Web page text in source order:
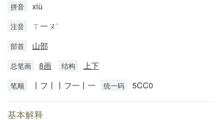
拼音 xiù
注音 ㄒ一ㄡˋ
部首 山部
总笔画 8画 结构 上下
笔顺 丨フ丨丨フ一丨一 统一码 5CC0
基本解释